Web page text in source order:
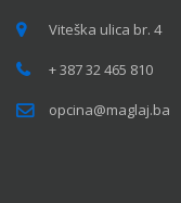
Viteška ulica br. 4
+ 387 32 465 810
opcina@maglaj.ba